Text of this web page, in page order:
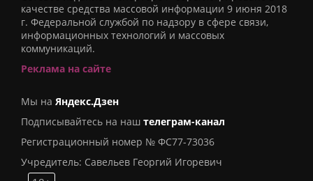
качестве средства массовой информации 9 июня 2018
г. Федеральной службой по надзору в сфере связи,
информационных технологий и массовых
коммуникаций.
Реклама на сайте
Мы на Яндекс.Дзен
Подписывайтесь на наш телеграм-канал
Регистрационный номер № ФС77-73036
Учредитель: Савельев Георгий Игоревич